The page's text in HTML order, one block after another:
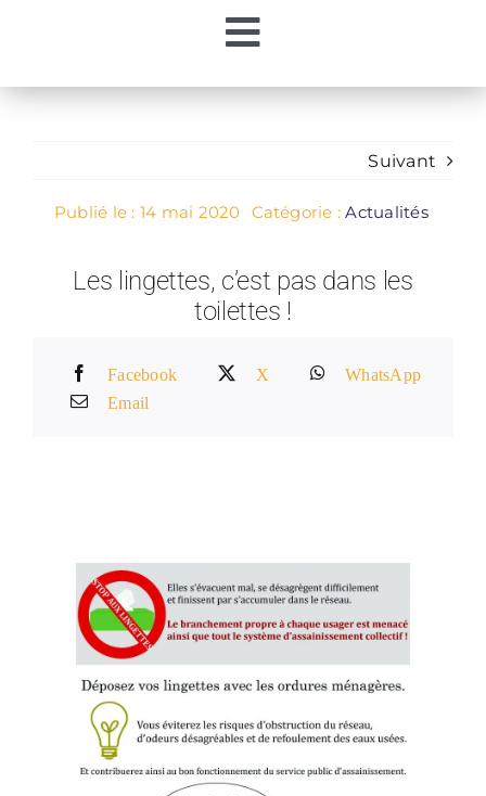
Toggle
Navigation
Contacts
Suivant
Publié le : 14 mai 2020 Catégorie :Actualités
Les lingettes, c’est pas dans les
toilettes !
Facebook X
WhatsApp
Email